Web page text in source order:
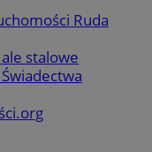
Ruda
stalowe